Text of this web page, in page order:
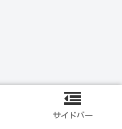
サイドバー